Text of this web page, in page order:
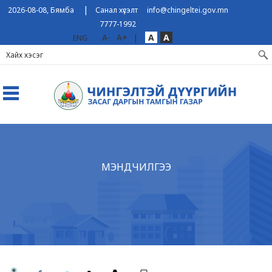
2026-08-08, Бямба | Санал хүсэлт
info@chingeltei.gov.mn
7777-1992
ENG
A- A+ | A A
МЭНДЧИЛГЭЭ